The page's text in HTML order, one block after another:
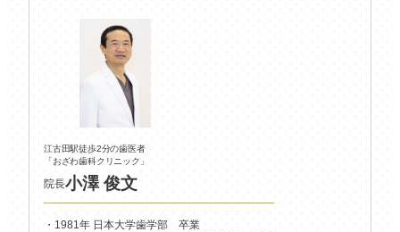
江古田駅徒歩2分の歯医者
「おざわ歯科クリニック」
院長小澤 俊文
1981年 日本大学歯学部 卒業